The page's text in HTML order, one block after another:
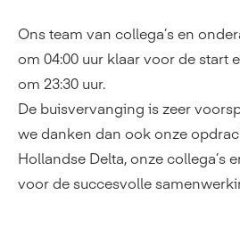
Ons team van collega’s en
om 04:00 uur klaar voor de start
om 23:30 uur.
De buisvervanging is zeer
we danken dan ook onze
Hollandse Delta, onze collega’s
voor de succesvolle